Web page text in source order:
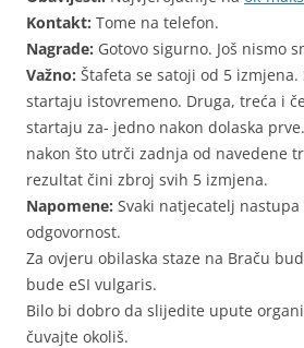
Kontakt: Tome na telefon.
Nagrade: Gotovo sigurno. Još nismo
Važno: Štafeta se satoji od 5 izmjena.
startaju istovremeno. Druga, treća i
startaju za- jedno nakon dolaska
nakon što utrči zadnja od navedene
rezultat čini zbroj svih 5 izmjena.
Napomene: Svaki natjecatelj
odgovornost.
Za ovjeru obilaska staze na Braču
bude eSI vulgaris.
Bilo bi dobro da slijedite upute
čuvajte okoliš.